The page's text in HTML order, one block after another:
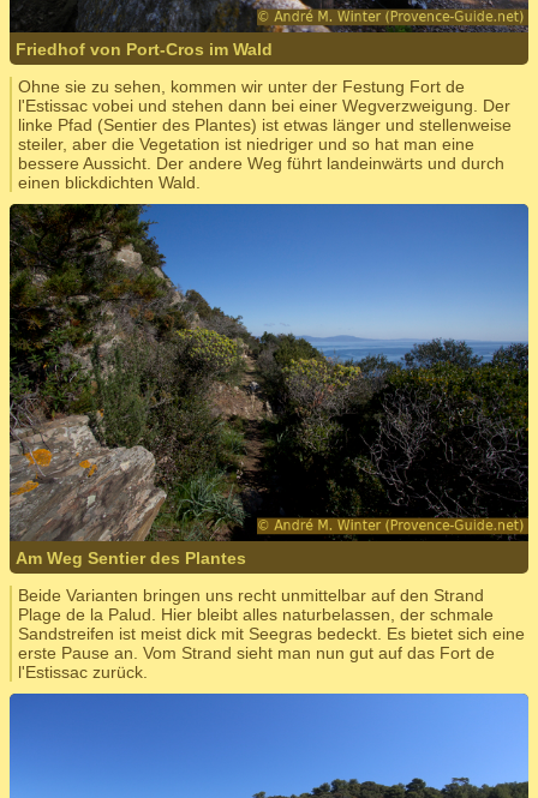
Friedhof von Port-Cros im Wald
Ohne sie zu sehen, kommen wir unter der Festung Fort de
l'Estissac vobei und stehen dann bei einer Wegverzweigung. Der
linke Pfad (Sentier des Plantes) ist etwas länger und stellenweise
steiler, aber die Vegetation ist niedriger und so hat man eine
bessere Aussicht. Der andere Weg führt landeinwärts und durch
einen blickdichten Wald.
Am Weg Sentier des Plantes
Beide Varianten bringen uns recht unmittelbar auf den Strand
Plage de la Palud. Hier bleibt alles naturbelassen, der schmale
Sandstreifen ist meist dick mit Seegras bedeckt. Es bietet sich eine
erste Pause an. Vom Strand sieht man nun gut auf das Fort de
l'Estissac zurück.